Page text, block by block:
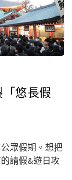
悠長假
眾假期。想把
請假&遊日攻